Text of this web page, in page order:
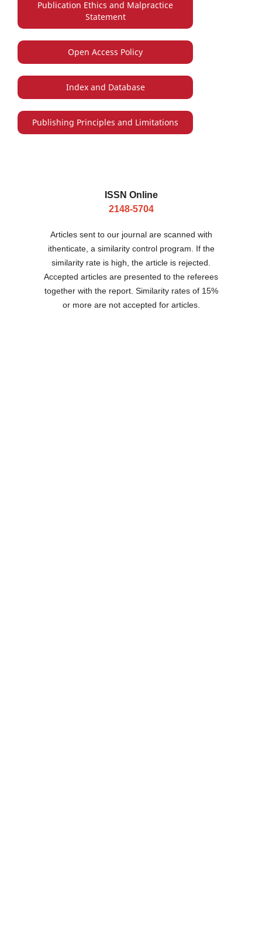
Publication Ethics and Malpractice
Statement
Open Access Policy
Index and Database
Publishing Principles and Limitations
ISSN Online
2148-5704
Articles sent to our journal are scanned with
ithenticate, a similarity control program. If the
similarity rate is high, the article is rejected.
Accepted articles are presented to the referees
together with the report. Similarity rates of 15%
or more are not accepted for articles.